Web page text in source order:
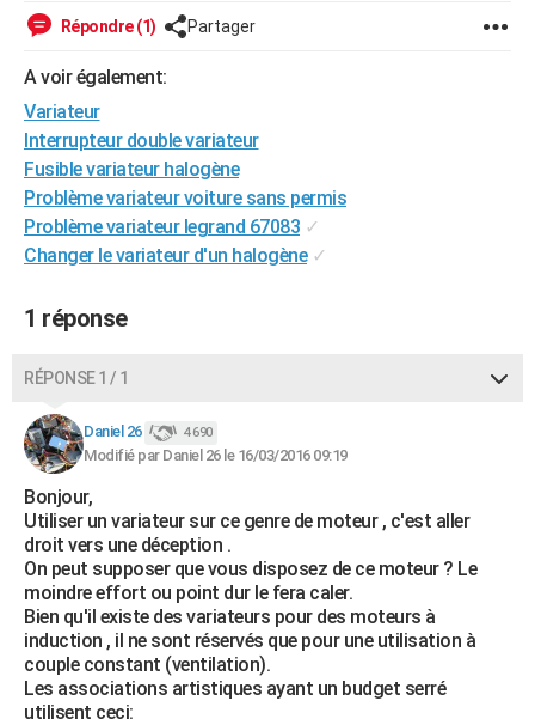
Guides de France
Escapades
Patrimoine
Expositions
Musées
Week-end nature
LIFESTYLE
SANTE
Alimentation
Guide de la santé
Maladies
Médicaments
Sommeil
VOYAGE
Destinations
City break
Voyage nature
Voyage de noces
Forum
Climat
+PHOTO
GUIDES D'ACHAT
BONS PLANS
CARTE DE VOEUX
COPAINS D'AVANT
S'inscrire
Se connecter
Lycées
Collèges
Primaires
Universités
Entreprises
Service militaire
Avis de recherche
AVIS DE DÉCÈS
FORUM
Bricolage
Lifestyle
Culture
Sport
Auto
Television
Voyage
Cinema
Répondre (1) Partager
A voir également:
Variateur
Interrupteur double variateur
Fusible variateur halogène
Problème variateur voiture sans permis
Problème variateur legrand 67083 ✓
Changer le variateur d'un halogène ✓
1 réponse
RÉPONSE 1 / 1
Daniel 26 4 690
Modifié par Daniel 26 le 16/03/2016 09:19
Bonjour,
Utiliser un variateur sur ce genre de moteur , c'est aller
droit vers une déception .
On peut supposer que vous disposez de ce moteur ? Le
moindre effort ou point dur le fera caler.
Bien qu'il existe des variateurs pour des moteurs à
induction , il ne sont réservés que pour une utilisation à
couple constant (ventilation).
Les associations artistiques ayant un budget serré
utilisent ceci: